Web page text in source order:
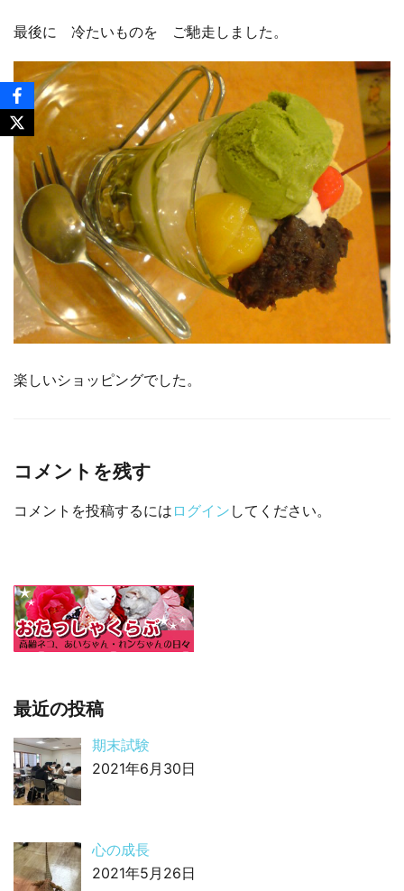
最後に 冷たいものを ご馳走しました。
楽しいショッピングでした。
コメントを残す
コメントを投稿するには ログイン してください。
最近の投稿
期末試験
2021年6月30日
心の成長
2021年5月26日